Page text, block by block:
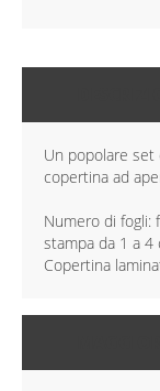
Un popolare set
copertina ad
Numero di fogli:
stampa da 1 a 4
Copertina